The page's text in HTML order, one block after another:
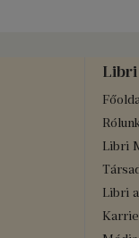
Libri
Libri
Libri